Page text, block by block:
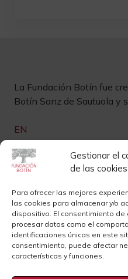
Gestionar el
de las cookies
Para ofrecer las mejores
las cookies para almacenar y/o
dispositivo. El consentimiento
procesar datos como el
identificaciones únicas en este
consentimiento, puede afectar
características y funciones.
La Fundación Botín fue
Botín Sanz de Sautuola y
EN
Links de interés
Contacto
Sedes
Sala de Prensa
Privacidad